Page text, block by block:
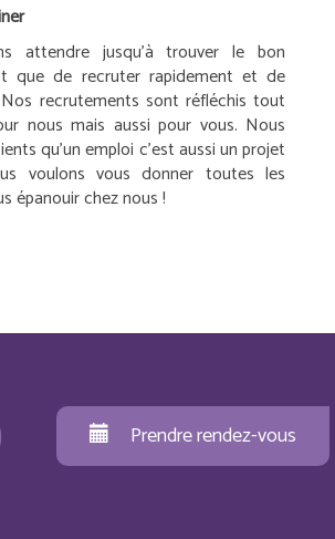
attendre jusqu’à trouver le bon
que de recruter rapidement et de
recrutements sont réfléchis tout
nous mais aussi pour vous. Nous
qu’un emploi c’est aussi un projet
voulons vous donner toutes les
épanouir chez nous !
Prendre rendez-vous